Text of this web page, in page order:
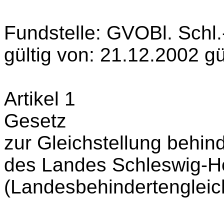
Fundstelle: GVOBl.
gültig von: 21.12.2002
Artikel 1
Gesetz
zur Gleichstellung
des Landes Schleswig-